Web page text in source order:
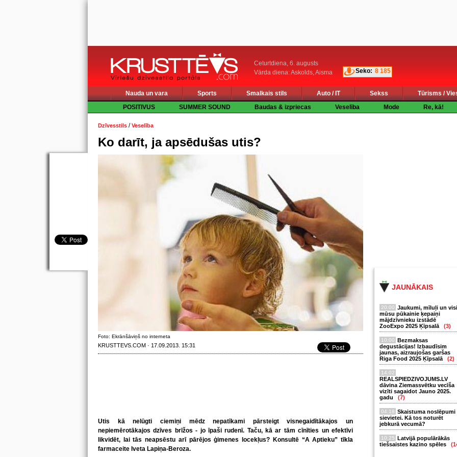
Ceturtdiena, 6. augusts
Vārda diena: Askolds, Aisma
Seko: 8 185
Nauda un vara Sports Smalkais stils Auto / IT Sekss
Tūrisms /
POSITIVUS
SUMMER SOUND Baudas & izpriecas Veselība Mode Re, kā!
JAUNĀKAIS
20:00 Jaukumi, mīluļi un visi
mūsu pūkainie ķepaiņi
mājdzīvnieku izstādē
ZooExpo 2025 Ķīpsalā
(3)
10:00 Bezmaksas
degustācijas! Izbaudīsim
jaunas, aizraujošas garšas
Riga Food 2025 Ķīpsalā
(2)
14:02
REALSPIEDZIVOJUMS.LV
dāvina Ziemassvētku vecīša
vizīti sagaidot Jauno 2025.
gadu
(7)
04:18 Skaistuma noslēpumi
sievietei. Kā tos noturēt
jebkurā vecumā?
10:25 Latvijā populārākās
tiešsaistes kazino spēles
Dzīvesstils /Veselība
Ko darīt, ja apsēdušas utis?
Foto: Ekrānšāviņš no interneta
KRUSTTEVS.COM · 17.09.2013. 15:31
Utis kā nelūgti ciemiņi mēdz nepatīkami pārsteigt visnegaidītākajos un
nepiemērotākajos dzīves brīžos - jo īpaši rudenī. Taču, kā ar tām cīnīties un efektīvi
likvidēt, lai tās neapsēstu arī pārējos ģimenes locekļus? Konsultē “A Aptieku” tīkla
farmaceite Iveta Lapiņa-Beroza.